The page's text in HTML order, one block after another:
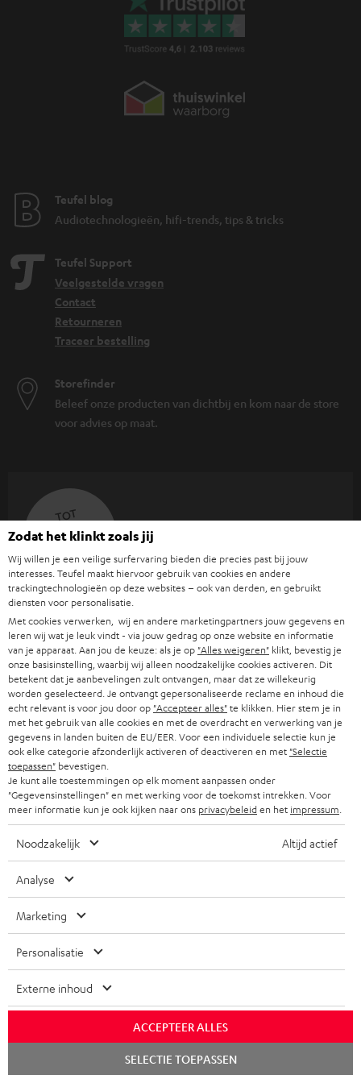
Teufel blog
Audiotechnologieën, hifi-trends, tips & tricks
Teufel Support
Veelgestelde vragen
Contact
Retourneren
Traceer bestelling
Storefinder
Beleef onze producten van dichtbij en kom naar de store
voor advies op maat.
TOT
€ 45
KORTING
A
a
n
m
e
l
d
e
n
v
o
o
r
n
i
e
u
w
Kies je korting!
Meld je aan voor de nieuwsbrief en ontvang een
welkomstkado tot € 45
EMAIL
WIDGET
Categorieën
HOME CINEMA SPEAKERS
HIFI-SPEAKERS
Bedrijf
SUPPORT
CARRIÈRE
Teufel online shops
DUITSLAND
OOSTENRIJK
Zodat het klinkt zoals jij
Wij willen je een veilige surfervaring bieden die precies past bij jouw
interesses. Teufel maakt hiervoor gebruik van cookies en andere
trackingtechnologieën op deze websites – ook van derden, en gebruikt
diensten voor personalisatie.
Met cookies verwerken, wij en andere marketingpartners jouw gegevens en
leren wij wat je leuk vindt - via jouw gedrag op onze website en informatie
van je apparaat. Aan jou de keuze: als je op "Alles weigeren" klikt, bevestig je
onze basisinstelling, waarbij wij alleen noodzakelijke cookies activeren. Dit
betekent dat je aanbevelingen zult ontvangen, maar dat ze willekeurig
worden geselecteerd. Je ontvangt gepersonaliseerde reclame en inhoud die
echt relevant is voor jou door op "Accepteer alles"te klikken. Hier stem je in
met het gebruik van alle cookies en met de overdracht en verwerking van je
gegevens in landen buiten de EU/EER. Voor een individuele selectie kun je
ook elke categorie afzonderlijk activeren of deactiveren en met "Selectie
toepassen" bevestigen.
Je kunt alle toestemmingen op elk moment aanpassen onder
"Gegevensinstellingen" en met werking voor de toekomst intrekken. Voor
meer informatie kun je ook kijken naar ons privacybeleiden het impressum
Noodzakelijk Altijd actief
Analyse
Marketing
Personalisatie
Externe inhoud
ACCEPTEER ALLES
SELECTIE TOEPASSEN